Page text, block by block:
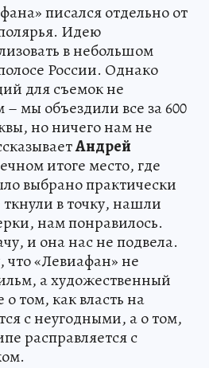
писался отдельно от
Идею
в небольшом
России. Однако
для съемок не
– мы объездили все за 600
но ничего нам не
Андрей
итоге место, где
выбрано практически
в точку, нашли
нам понравилось.
и она нас не подвела.
что «Левиафан» не
а художественный
том, как власть на
с неугодными, а о том,
расправляется с